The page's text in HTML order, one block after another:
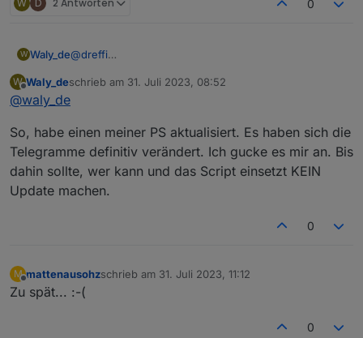
Das gleiche Verhalten habe ich gestern auch schon
Keine große Sache, eher ein Schönheitsfehler.
W D 2 Antworten 0
W Waly_de@dreffi
Telegramme. Aber ohne einen ausführlichen
komm ich da nicht weiter.
Deine Schwankungen oben könnten damit zu tun
Du bitte mal überprüfen, ob er sich innerhalb von 30
Sekunden nach der Anpassung der AC-Leistung
W
Offline
Waly_deschrieb am 31. Juli 2023, 08:52
zuletzt editiert von
@waly_de
So, habe einen meiner PS aktualisiert. Es haben sich die
Telegramme definitiv verändert. Ich gucke es mir an. Bis
dahin sollte, wer kann und das Script einsetzt KEIN
Update machen.
0
M
Offline
mattenausohzschrieb am 31. Juli 2023, 11:12
zuletzt editiert von
Zu spät... :-(
0